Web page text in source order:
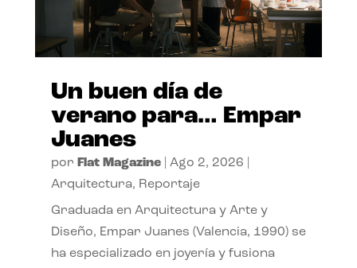
Un buen día de
verano para… Empar
Juanes
por Flat Magazine| Ago 2, 2026
Arquitectura, Reportaje
Graduada en Arquitectura y Arte y
Diseño, Empar Juanes (Valencia, 1990) se
ha especializado en joyería y fusiona